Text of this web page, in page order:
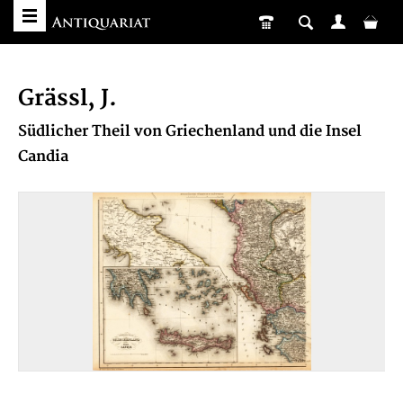
Grässl, J.
Südlicher Theil von Griechenland und die Insel
Candia